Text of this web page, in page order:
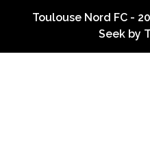
Toulouse Nord FC -
Seek by